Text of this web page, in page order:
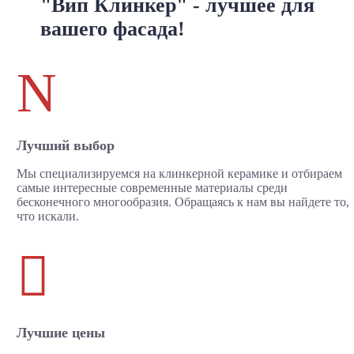
"Вип Клинкер" - лучшее для
вашего фасада!
N
Лучший выбор
Мы специализируемся на клинкерной керамике и отбираем
самые интересные современные материалы среди
бесконечного многообразия. Обращаясь к нам вы найдете то,
что искали.

Лучшие цены